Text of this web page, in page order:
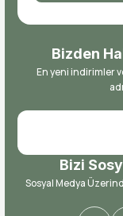
Bizden
En yeni indirimler
Bizi
Sosyal Medya